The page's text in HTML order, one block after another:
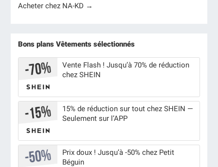
Acheter chez NA-KD →
Bons plans Vêtements sélectionnés
Vente Flash ! Jusqu’à 70% de réduction
chez SHEIN
15% de réduction sur tout chez SHEIN —
Seulement sur l’APP
Prix doux ! Jusqu’à -50% chez Petit
Béguin